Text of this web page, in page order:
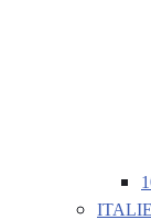
ITALIE